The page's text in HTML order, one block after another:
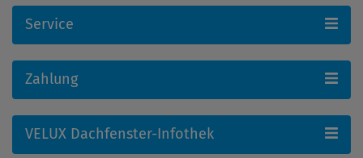
Service
Zahlung
VELUX Dachfenster-Infothek